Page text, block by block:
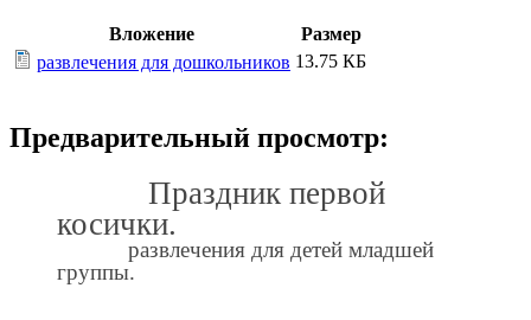
Вложение
Размер
развлечения для дошкольников 13.75 КБ
Предварительный просмотр:
Праздник первой
косички.
развлечения для детей младшей
группы.